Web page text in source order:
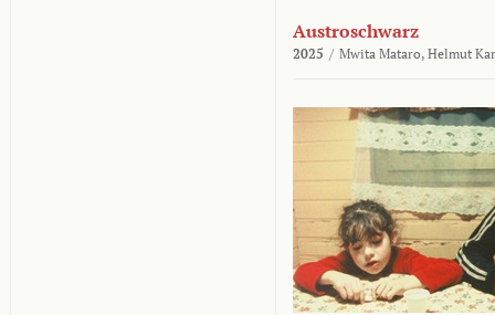
Austroschwarz
2025 / Mwita Mataro, Helmut